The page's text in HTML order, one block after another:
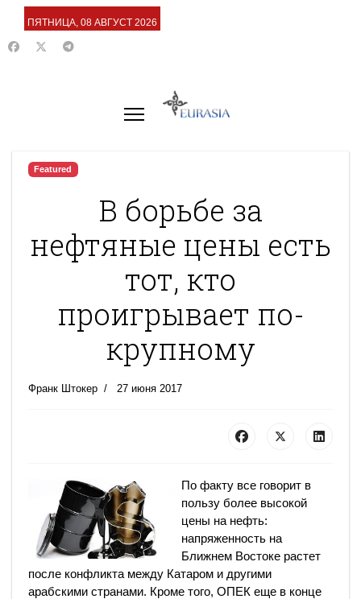
ПЯТНИЦА, 08 АВГУСТ 2026
Featured
В борьбе за
нефтяные цены есть
тот, кто
проигрывает по-
крупному
Франк Штокер 27 июня 2017
По факту все говорит в
пользу более высокой
цены на нефть:
напряженность на
Ближнем Востоке растет
после конфликта между Катаром и другими
арабскими странами. Кроме того, ОПЕК еще в конце